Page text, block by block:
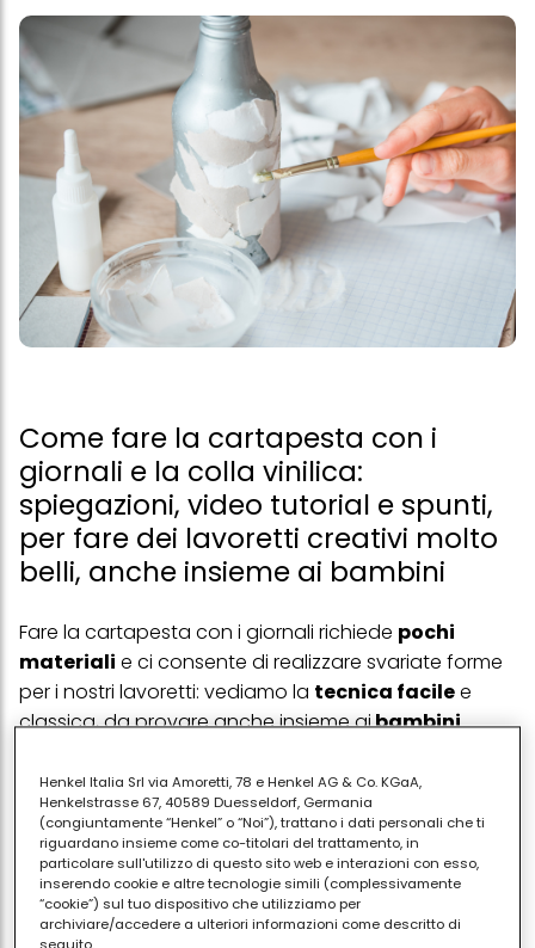
Come fare la cartapesta con i
giornali e la colla vinilica:
spiegazioni, video tutorial e spunti,
per fare dei lavoretti creativi molto
belli, anche insieme ai bambini
PUBBLICITA'
Fare la cartapesta con i giornali richiede pochi
materiali e ci consente di realizzare svariate forme
per i nostri lavoretti: vediamo la tecnica facilee
classica, da provare anche insieme aibambini.
Come fare la cartapesta: cosa ti serve
Henkel Italia Srl via Amoretti, 78 e Henkel AG & Co. KGaA,
Henkelstrasse 67, 40589 Duesseldorf, Germania
(congiuntamente “Henkel” o “Noi”), trattano i dati personali che ti
riguardano insieme come co-titolari del trattamento, in
particolare sull'utilizzo di questo sito web e interazioni con esso,
inserendo cookie e altre tecnologie simili (complessivamente
“cookie”) sul tuo dispositivo che utilizziamo per
archiviare/accedere a ulteriori informazioni come descritto di